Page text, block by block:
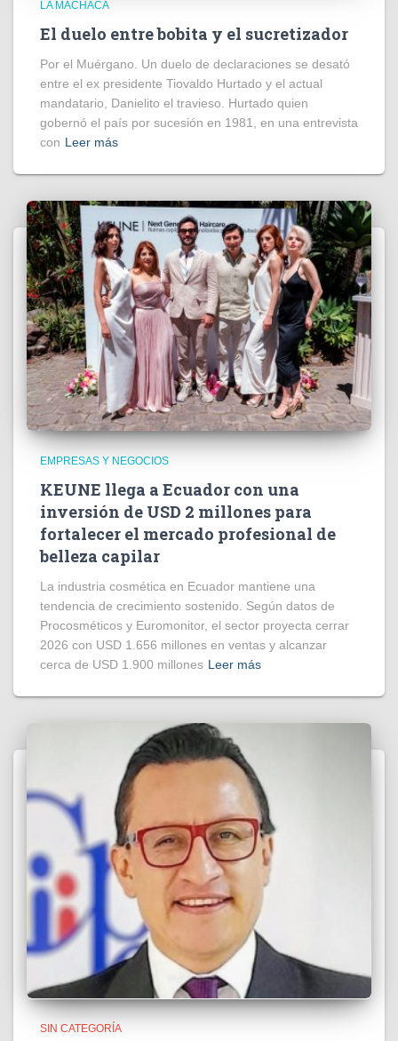
LA MACHACA
El duelo entre bobita y el sucretizador
Por el Muérgano. Un duelo de declaraciones se desató
entre el ex presidente Tiovaldo Hurtado y el actual
mandatario, Danielito el travieso. Hurtado quien
gobernó el país por sucesión en 1981, en una entrevista
con Leer más
EMPRESAS Y NEGOCIOS
KEUNE llega a Ecuador con una
inversión de USD 2 millones para
fortalecer el mercado profesional de
belleza capilar
La industria cosmética en Ecuador mantiene una
tendencia de crecimiento sostenido. Según datos de
Procosméticos y Euromonitor, el sector proyecta cerrar
2026 con USD 1.656 millones en ventas y alcanzar
cerca de USD 1.900 millones Leer más
SIN CATEGORÍA